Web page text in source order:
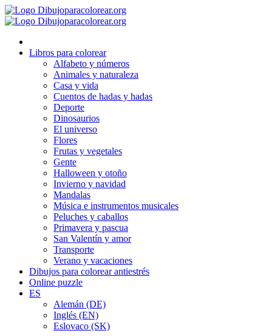
Ir
al
Libros para colorear
Alfabeto y números
Animales y naturaleza
Casa y vida
Cuentos de hadas y hadas
Deporte
Dinosaurios
El universo
Flores
Frutas y vegetales
Gente
Halloween y otoño
Invierno y navidad
Mandalas
Música e instrumentos musicales
Peluches y caballos
Primavera y pascua
San Valentín y amor
Transporte
Verano y vacaciones
Dibujos para colorear antiestrés
Online puzzle
ES
Alemán (DE)
Inglés (EN)
Eslovaco (SK)